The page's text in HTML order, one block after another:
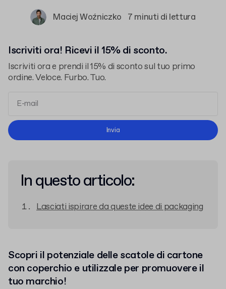
Maciej Woźniczko 7 minuti di lettura
Iscriviti ora! Ricevi il 15% di sconto.
Iscriviti ora e prendi il 15% di sconto sul tuo primo
ordine. Veloce. Furbo. Tuo.
termini e le condizioni l'informativa sulla privacy
Invia
In questo articolo:
Lasciati ispirare da queste idee di packaging
Scopri il potenziale delle scatole di cartone
con coperchio e utilizzale per promuovere il
tuo marchio!